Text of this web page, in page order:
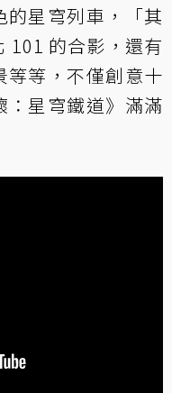
星穹列車，「其
101 的合影，還有
等等，不僅創意十
：星穹鐵道》滿滿